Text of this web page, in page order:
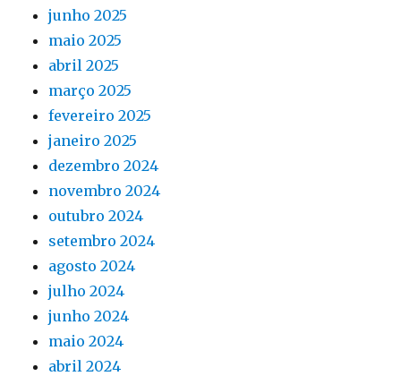
junho 2025
maio 2025
abril 2025
março 2025
fevereiro 2025
janeiro 2025
dezembro 2024
novembro 2024
outubro 2024
setembro 2024
agosto 2024
julho 2024
junho 2024
maio 2024
abril 2024